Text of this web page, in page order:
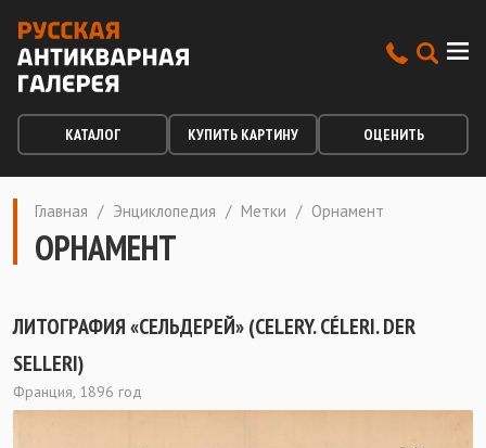
КАТАЛОГ КУПИТЬ КАРТИНУ ОЦЕНИТЬ
Главная / Энциклопедия / Метки / Орнамент
ОРНАМЕНТ
ЛИТОГРАФИЯ «СЕЛЬДЕРЕЙ» (СELERY. CÉLERI. DER
SELLERI)
Франция, 1896 год